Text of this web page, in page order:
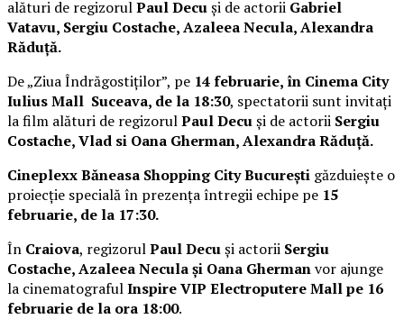
alături de regizorulPaul Decuși de actorii Gabriel
Vatavu, Sergiu Costache, Azaleea Necula, Alexandra
Răduță.
De „Ziua Îndrăgostiților”, pe 14 februarie, în Cinema City
Iulius Mall Suceava, de la 18:30, spectatorii sunt invitați
la film alături de regizorulPaul Decuși de actorii Sergiu
Costache, Vlad si Oana Gherman, Alexandra Răduță.
Cineplexx Băneasa Shopping City București găzduiește o
proiecție specială în prezența întregii echipe pe 15
februarie, de la 17:30.
În Craiova, regizorulPaul Decuși actorii Sergiu
Costache, Azaleea Necula și Oana Ghermanvor ajunge
la cinematografulInspire VIP Electroputere Mall pe 16
februarie de la ora 18:00.